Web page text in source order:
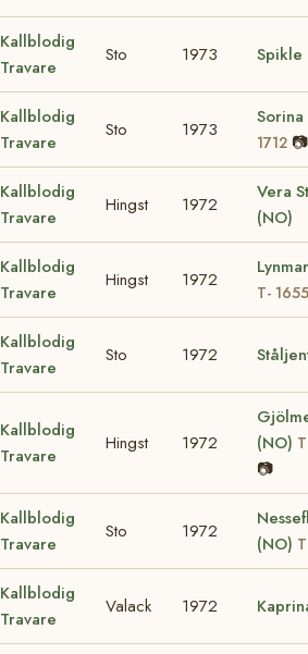
Kallblodig
Travare
Sto 1973 Spikle
Kallblodig
Travare
Sto 1973
1712 📷
Kallblodig
Travare
Hingst 1972
Vera
(NO)
Kallblodig
Travare
Hingst 1972
T- 1655
Kallblodig
Travare
Sto 1972
Kallblodig
Travare
Hingst 1972
(NO)
📷
Kallblodig
Travare
Sto 1972
(NO)
Kallblodig
Travare
Valack 1972